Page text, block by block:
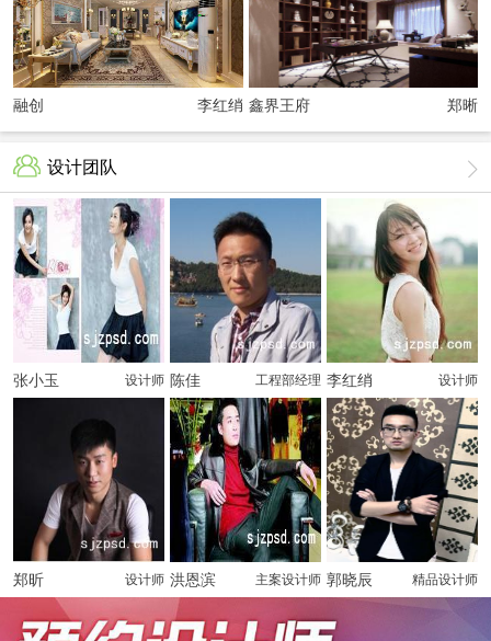
融创 李红绡 鑫界王府 郑晰
设计团队
张小玉 设计师 陈佳 工程部经理 李红绡 设计师
郑昕 设计师 洪恩滨 主案设计师 郭晓辰 精品设计师